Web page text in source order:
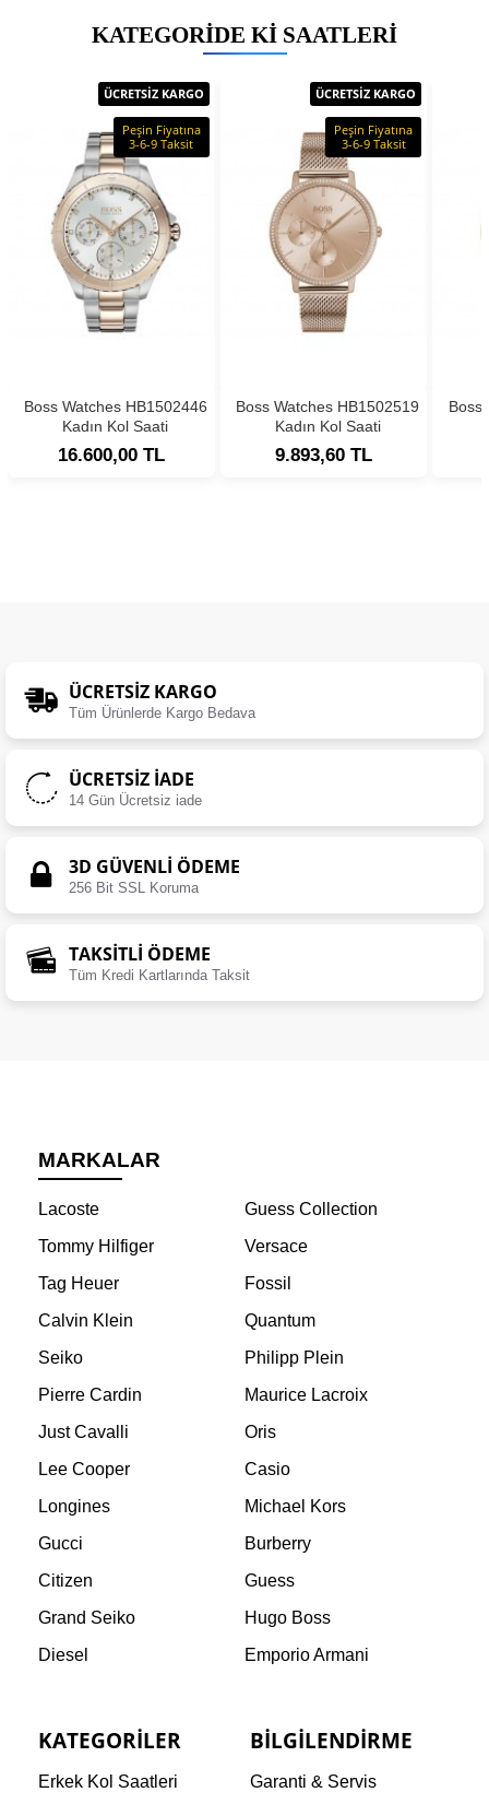
KATEGORIDE KI SAATLERI
ÜCRETSİZ KARGO
Peşin Fiyatına
3-6-9 Taksit
Boss Watches HB1502446
Kadın Kol Saati
16.600,00 TL
ÜCRETSİZ KARGO
Peşin Fiyatına
3-6-9 Taksit
Boss Watches HB1502519
Kadın Kol Saati
9.893,60 TL
Boss
ÜCRETSIZ KARGO
Tüm Ürünlerde Kargo Bedava
ÜCRETSIZ İADE
14 Gün Ücretsiz iade
3D GÜVENLİ ÖDEME
256 Bit SSL Koruma
TAKSİTLİ ÖDEME
Tüm Kredi Kartlarında Taksit
MARKALAR
Lacoste
Guess Collection
Tommy Hilfiger
Versace
Tag Heuer
Fossil
Calvin Klein
Quantum
Seiko
Philipp Plein
Pierre Cardin
Maurice Lacroix
Just Cavalli
Oris
Lee Cooper
Casio
Longines
Michael Kors
Gucci
Burberry
Citizen
Guess
Grand Seiko
Hugo Boss
Diesel
Emporio Armani
KATEGORILER
Erkek Kol Saatleri
BILGILENDIRME
Garanti & Servis